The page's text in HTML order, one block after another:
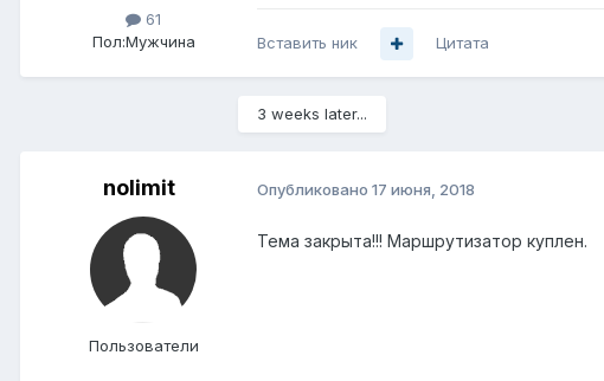
61
Пол:Мужчина Вставить ник Цитата
3 weeks later...
nolimit
Пользователи
Опубликовано 17 июня, 2018
Тема закрыта!!! Маршрутизатор куплен.